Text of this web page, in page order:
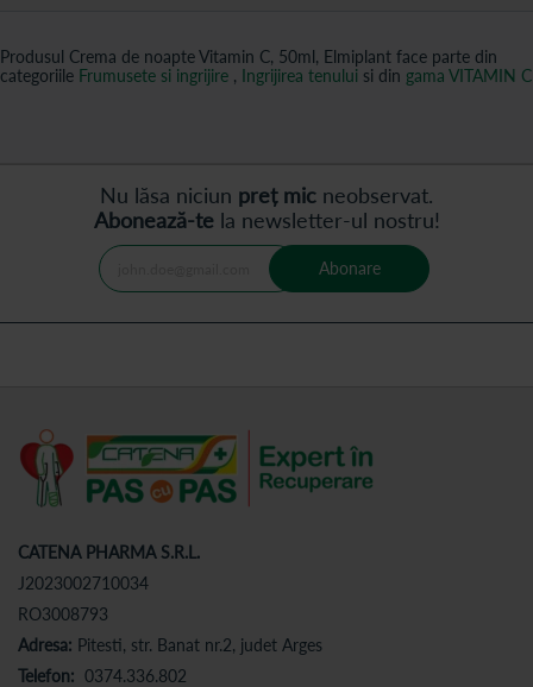
Produsul Crema de noapte Vitamin C, 50ml, Elmiplant face parte din
categoriile Frumusete si ingrijire , Ingrijirea tenului si din gama VITAMIN C
Nu lăsa niciun preț mic neobservat.
Abonează-tela newsletter-ul nostru!
Abonare
CATENA PHARMA S.R.L.
J2023002710034
RO3008793
Adresa: Pitesti, str. Banat nr.2, judet Arges
Telefon: 0374.336.802